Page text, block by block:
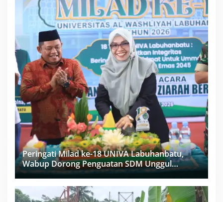
Peringati Milad ke-18 UNIVA Labuhanbatu,
Wabup Dorong Penguatan SDM Unggul
Menuju Indonesia Emas 2045